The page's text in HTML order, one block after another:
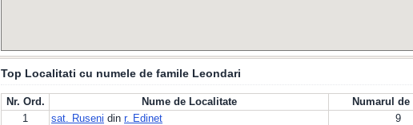
Top Localitati cu numele de famile Leondari
Nr. Ord. Nume de Localitate
Numarul
1
sat. Ruseni din r. Edinet
9